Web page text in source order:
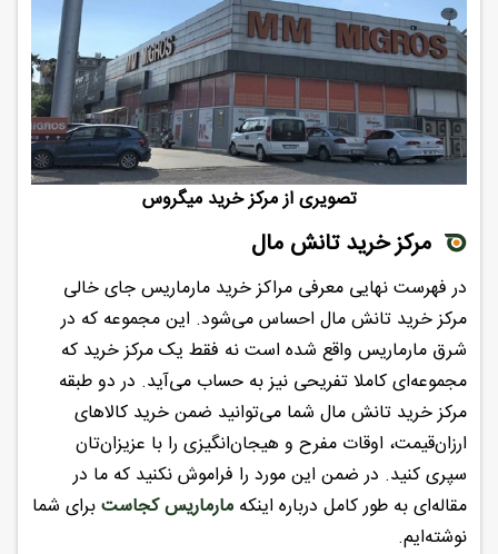
تصویری از مرکز خرید میگروس
مرکز خرید تانش مال
در فهرست نهایی معرفی مراکز خرید مارماریس جای خالی
مرکز خرید تانش مال احساس می‌شود. این مجموعه که در
شرق مارماریس واقع شده است نه فقط یک مرکز خرید که
مجموعه‌ای کاملا تفریحی نیز به حساب می‌آید. در دو طبقه
مرکز خرید تانش مال شما می‌توانید ضمن خرید کالاهای
ارزان‌قیمت، اوقات مفرح و هیجان‌انگیزی را با عزیزان‌تان
سپری کنید. در ضمن این مورد را فراموش نکنید که ما در
مقاله‌ای به طور کامل درباره اینکه مارماریس کجاستبرای شما
نوشته‌ایم.